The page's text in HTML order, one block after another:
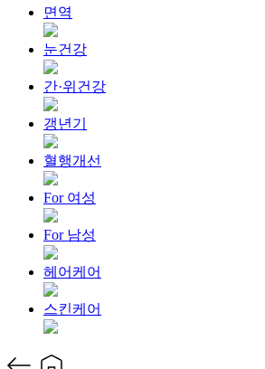
면역
눈건강
간·위건강
갱년기
혈행개선
For 여성
For 남성
헤어케어
스킨케어